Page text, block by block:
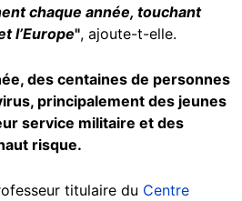
chaque année, touchant
l’Europe", ajoute-t-elle.
des centaines de personnes
principalement des jeunes
service militaire et des
risque.
titulaire du Centre